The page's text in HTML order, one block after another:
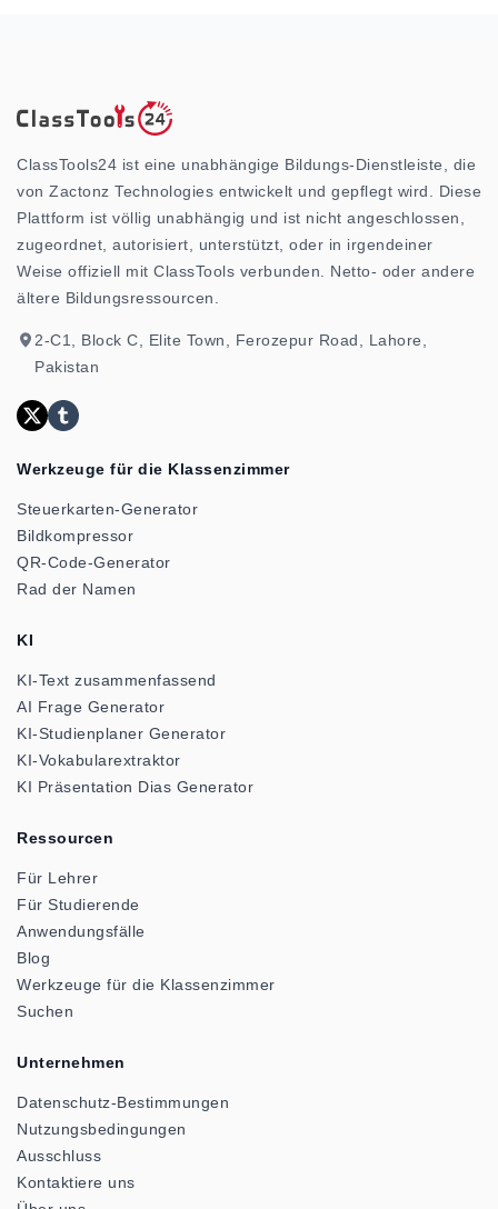
ClassTools24 ist eine unabhängige Bildungs-Dienstleiste, die
von Zactonz Technologies entwickelt und gepflegt wird. Diese
Plattform ist völlig unabhängig und ist nicht angeschlossen,
zugeordnet, autorisiert, unterstützt, oder in irgendeiner
Weise offiziell mit ClassTools verbunden. Netto- oder andere
ältere Bildungsressourcen.
2-C1, Block C, Elite Town, Ferozepur Road, Lahore,
Pakistan
Werkzeuge für die Klassenzimmer
Steuerkarten-Generator
Bildkompressor
QR-Code-Generator
Rad der Namen
KI
KI-Text zusammenfassend
AI Frage Generator
KI-Studienplaner Generator
KI-Vokabularextraktor
KI Präsentation Dias Generator
Ressourcen
Für Lehrer
Für Studierende
Anwendungsfälle
Blog
Werkzeuge für die Klassenzimmer
Suchen
Unternehmen
Datenschutz-Bestimmungen
Nutzungsbedingungen
Ausschluss
Kontaktiere uns